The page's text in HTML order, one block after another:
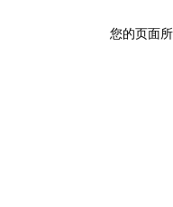
您的页面